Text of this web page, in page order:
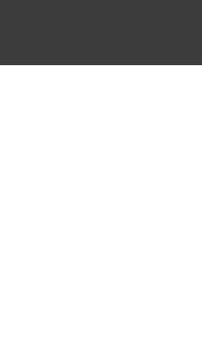
Написать
Как с